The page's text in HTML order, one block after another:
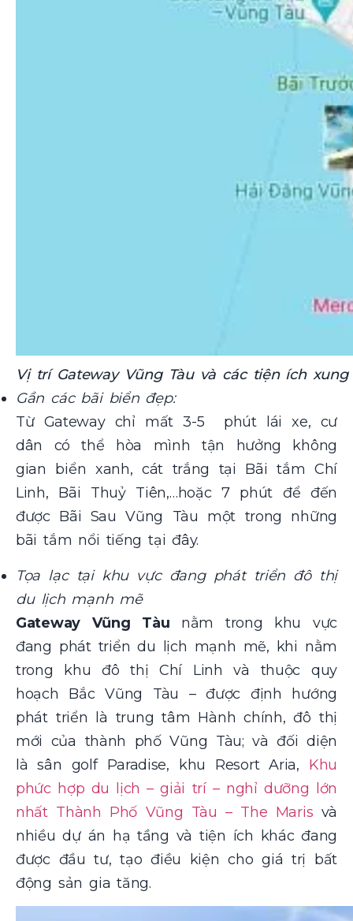
Vị trí Gateway Vũng Tàu và các tiện ích xung
Gần các bãi biển đẹp:
Từ Gateway chỉ mất 3-5 phút lái xe, cư
dân có thể hòa mình tận hưởng không
gian biển xanh, cát trắng tại Bãi tắm Chí
Linh, Bãi Thuỷ Tiên,…hoặc 7 phút để đến
được Bãi Sau Vũng Tàu một trong những
bãi tắm nổi tiếng tại đây.
Tọa lạc tại khu vực đang phát triển đô thị
du lịch mạnh mẽ
Gateway Vũng Tàu nằm trong khu vực
đang phát triển du lịch mạnh mẽ, khi nằm
trong khu đô thị Chí Linh và thuộc quy
hoạch Bắc Vũng Tàu – được định hướng
phát triển là trung tâm Hành chính, đô thị
mới của thành phố Vũng Tàu; và đối diện
là sân golf Paradise, khu Resort Aria, Khu
phức hợp du lịch – giải trí – nghỉ dưỡng lớn
nhất Thành Phố Vũng Tàu – The Maris và
nhiều dự án hạ tầng và tiện ích khác đang
được đầu tư, tạo điều kiện cho giá trị bất
động sản gia tăng.